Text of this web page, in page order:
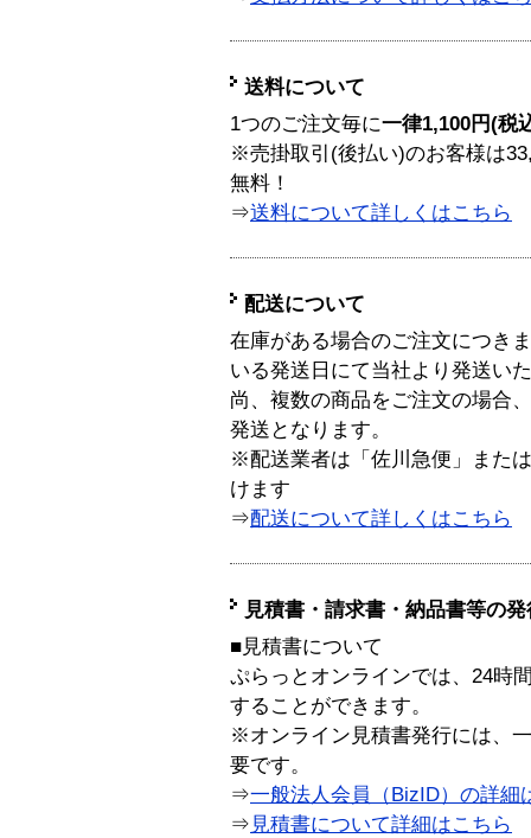
送料について
1つのご注文毎に一律1,100円(税
※売掛取引(後払い)のお客様は
無料！
⇒送料について詳しくはこちら
配送について
在庫がある場合のご注文につき
いる発送日にて当社より発送い
尚、複数の商品をご注文の場合
発送となります。
※配送業者は「佐川急便」また
けます
⇒配送について詳しくはこちら
見積書・請求書・納品書等の
■見積書について
ぷらっとオンラインでは、24時
することができます。
※オンライン見積書発行には、
要です。
⇒一般法人会員（BizID）の詳細
⇒ 見積書について詳細はこちら